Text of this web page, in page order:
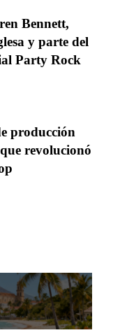
Bennett,
y parte del
Party Rock
producción
revolucionó